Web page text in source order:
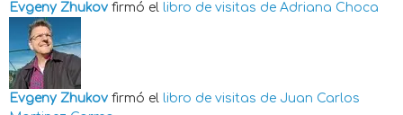
Evgeny Zhukov firmó el libro de visitas de Adriana Choca
Evgeny Zhukov firmó el libro de visitas de Juan Carlos